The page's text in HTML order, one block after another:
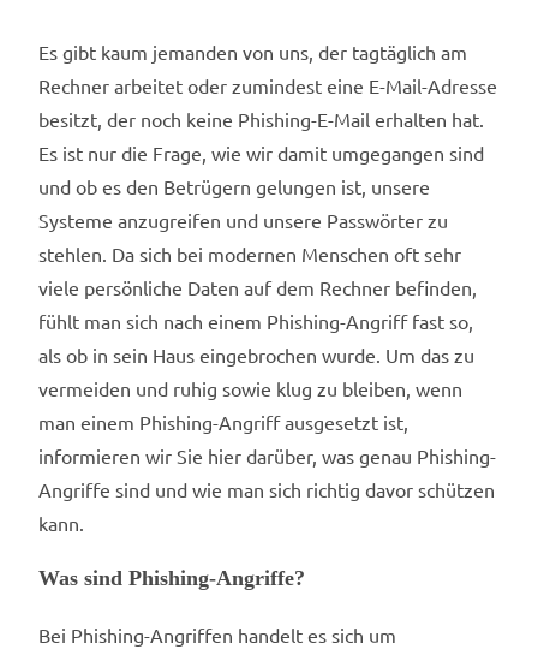
Es gibt kaum jemanden von uns, der tagtäglich am
Rechner arbeitet oder zumindest eine E-Mail-Adresse
besitzt, der noch keine Phishing-E-Mail erhalten hat.
Es ist nur die Frage, wie wir damit umgegangen sind
und ob es den Betrügern gelungen ist, unsere
Systeme anzugreifen und unsere Passwörter zu
stehlen. Da sich bei modernen Menschen oft sehr
viele persönliche Daten auf dem Rechner befinden,
fühlt man sich nach einem Phishing-Angriff fast so,
als ob in sein Haus eingebrochen wurde. Um das zu
vermeiden und ruhig sowie klug zu bleiben, wenn
man einem Phishing-Angriff ausgesetzt ist,
informieren wir Sie hier darüber, was genau Phishing-
Angriffe sind und wie man sich richtig davor schützen
kann.
Was sind Phishing-Angriffe?
Bei Phishing-Angriffen handelt es sich um